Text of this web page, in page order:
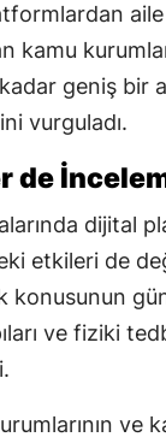
aile
kamu
geniş bir
vurguladı.
de
dijital
etkileri de
konusunun
ve fiziki
ve